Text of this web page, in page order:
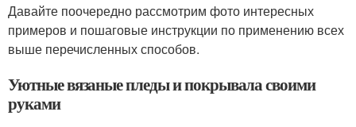
Давайте поочередно рассмотрим фото интересных
примеров и пошаговые инструкции по применению всех
выше перечисленных способов.
Уютные вязаные пледы и покрывала своими
руками